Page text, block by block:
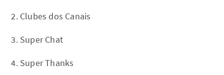
Clubes dos Canais
Super Chat
Super Thanks